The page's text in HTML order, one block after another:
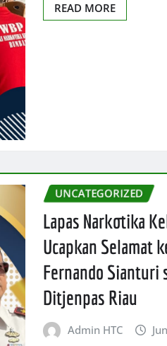
READ MORE
UNCATEGORIZED
Lapas Narkotika
Ucapkan Selamat
Fernando Sianturi
Ditjenpas Riau
Admin HTC